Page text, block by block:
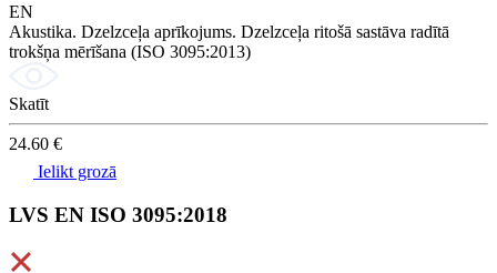
EN
Akustika. Dzelzceļa aprīkojums. Dzelzceļa ritošā sastāva radītā
trokšņa mērīšana (ISO 3095:2013)
Skatīt
24.60 €
Ielikt grozā
LVS EN ISO 3095:2018